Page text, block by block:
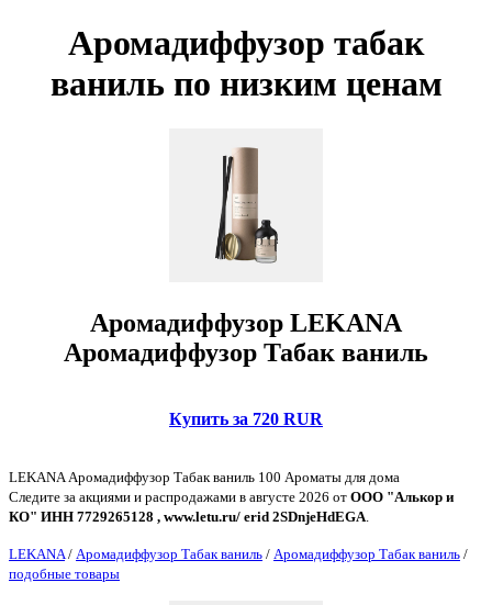
Аромадиффузор табак
ваниль по низким ценам
Аромадиффузор LEKANA
Аромадиффузор Табак ваниль
Купить за 720 RUR
LEKANA Аромадиффузор Табак ваниль 100 Ароматы для дома
Следите за акциями и распродажами в августе 2026 от ООО "Алькор и
КО" ИНН 7729265128 , www.letu.ru/ erid 2SDnjeHdEGA
LEKANA / Аромадиффузор Табак ваниль / Аромадиффузор Табак ваниль /
подобные товары